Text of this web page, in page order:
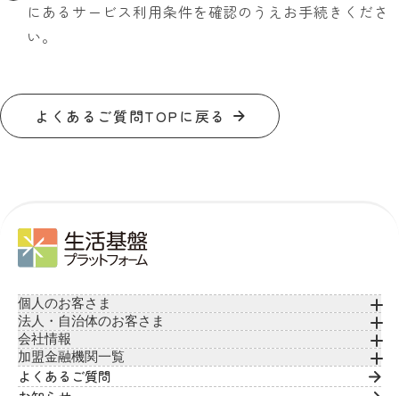
にあるサービス利用条件を確認のうえお手続きくださ
い。
よくあるご質問TOPに戻る
個人のお客さま
法人・自治体のお客さま
会社情報
加盟金融機関一覧
よくあるご質問